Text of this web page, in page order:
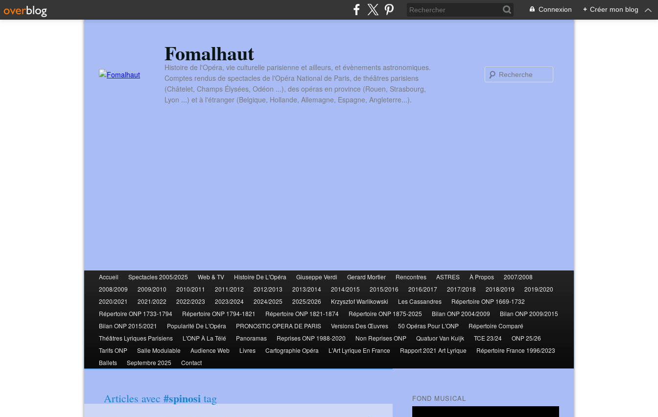
Connexion + Créer mon blog
Fomalhaut
Histoire de l'Opéra, vie culturelle parisienne et ailleurs, et évènements astronomiques.
Comptes rendus de spectacles de l'Opéra National de Paris, de théâtres parisiens
(Châtelet, Champs Élysées, Odéon ...), des opéras en province (Rouen, Strasbourg,
Lyon ...) et à l'étranger (Belgique, Hollande, Allemagne, Espagne, Angleterre...).
Accueil Spectacles 2005/2025 Web & TV Histoire De L'Opéra Giuseppe Verdi Gerard Mortier Rencontres ASTRES À Propos
2007/2008
2008/2009
2009/2010 2010/2011 2011/2012 2012/2013 2013/2014 2014/2015 2015/2016 2016/2017 2017/2018 2018/2019
2019/2020
2020/2021
2021/2022 2022/2023 2023/2024 2024/2025 2025/2026 Krzysztof Warlikowski Les Cassandres
Répertoire ONP 1669-1732
Répertoire ONP 1733-1794
Répertoire ONP 1794-1821 Répertoire ONP 1821-1874 Répertoire ONP 1875-2025 Bilan ONP 2004/2009
Bilan ONP 2009/2015
Bilan ONP 2015/2021
Popularité De L'Opéra PRONOSTIC OPERA DE PARIS Versions Des Œuvres 50 Opéras Pour L'ONP
Répertoire Comparé
Théâtres Lyriques Parisiens
L'ONP À La Télé Panoramas Reprises ONP 1988-2020 Non Reprises ONP Quatuor Van Kuijk TCE 23/24
ONP 25/26
Tarifs ONP
Salle Modulable Audience Web Livres Cartographie Opéra L'Art Lyrique En France Rapport 2021 Art Lyrique
Répertoire France 1996/2023
Ballets
Septembre 2025 Contact
Articles avec #spinosi tag FOND MUSICAL